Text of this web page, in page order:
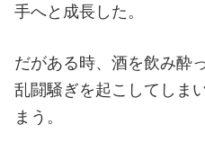
手へと成長した。
だがある時、酒を飲み酔
乱闘騒ぎを起こしてしま
まう。